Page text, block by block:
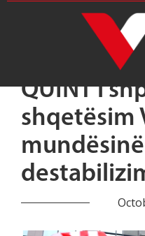
QUINT i
shqetësim